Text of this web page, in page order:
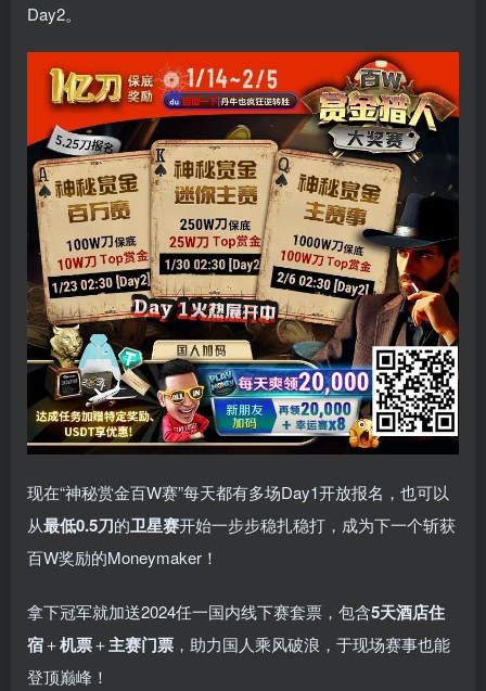
Day2。
现在“神秘赏金百W赛”每天都有多场Day1开放报名，也可以
从最低0.5刀的卫星赛开始一步步稳扎稳打，成为下一个斩获
百W奖励的Moneymaker！
拿下冠军就加送2024任一国内线下赛套票，包含5天酒店住
宿＋机票＋主赛门票 ，助力国人乘风破浪，于现场赛事也能
登顶巅峰！